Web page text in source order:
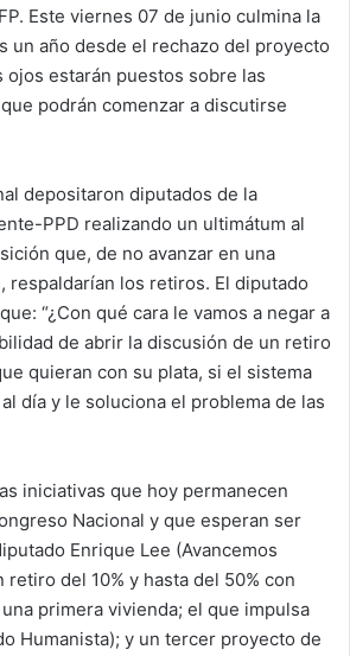
Este viernes 07 de junio culmina la
un año desde el rechazo del proyecto
ojos estarán puestos sobre las
podrán comenzar a discutirse
depositaron diputados de la
PPD realizando un ultimátum al
que, de no avanzar en una
respaldarían los retiros. El diputado
“¿Con qué cara le vamos a negar a
de abrir la discusión de un retiro
quieran con su plata, si el sistema
día y le soluciona el problema de las
iniciativas que hoy permanecen
Nacional y que esperan ser
Enrique Lee (Avancemos
retiro del 10% y hasta del 50% con
primera vivienda; el que impulsa
Humanista); y un tercer proyecto de